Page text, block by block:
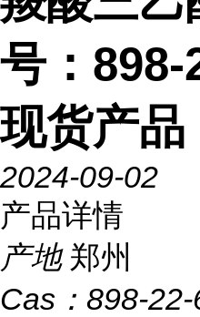
号：898-
现货产品
2024-09-02
产品详情
产地 郑州
Cas： 898-22-